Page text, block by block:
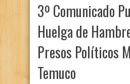
3º Comunicado
Huelga de
Presos Políticos
Temuco